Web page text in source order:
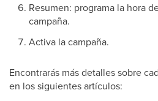
Resumen: programa la hora
campaña.
Activa la campaña.
Encontrarás más detalles sobre
en los siguientes artículos: